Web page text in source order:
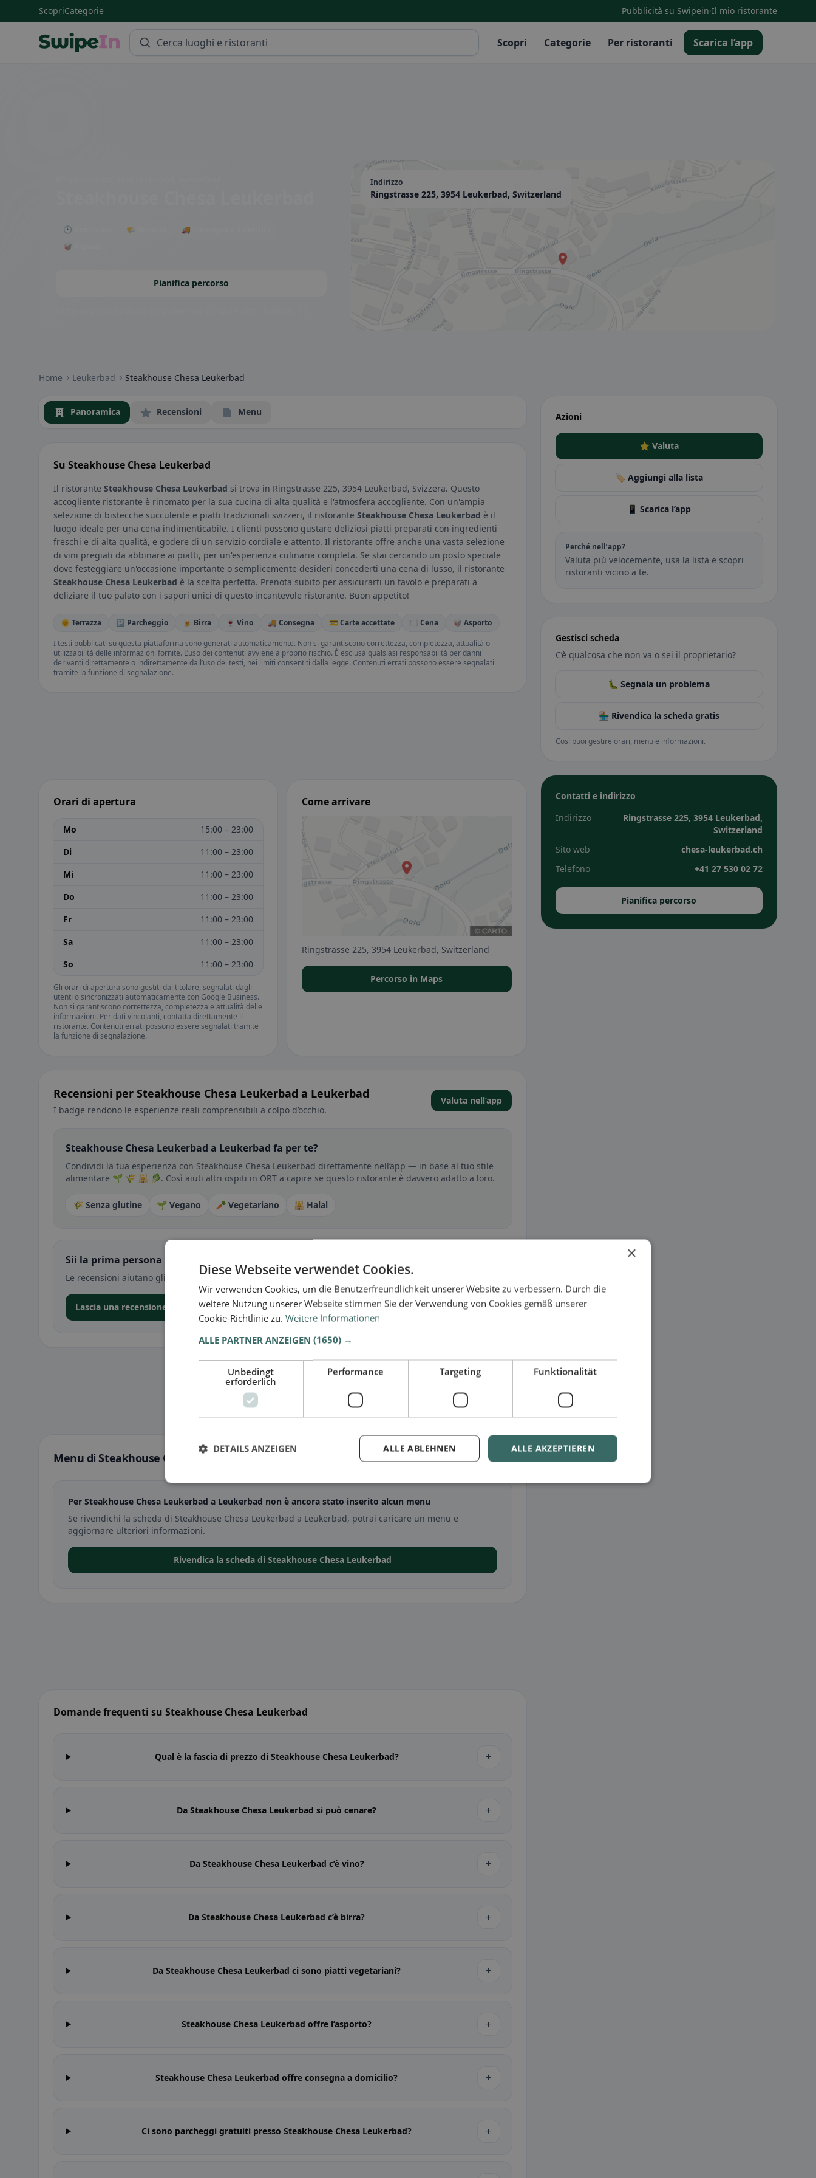
ScopriCategorie Pubblicità su Swipein·Il mio ristorante
Scopri Categorie Per ristoranti Scarica l’app
🕒 Aperto ora 🌤 Terrazza
🚚 Consegna a domicilio
🥡 Asporto
Pianifica percorso
Indirizzo
Ringstrasse 225, 3954 Leukerbad, Switzerland
Home Leukerbad Steakhouse Chesa Leukerbad
Panoramica Recensioni Menu
Su Steakhouse Chesa Leukerbad
Il ristorante Steakhouse Chesa Leukerbad si trova in Ringstrasse 225, 3954 Leukerbad, Svizzera. Questo
accogliente ristorante è rinomato per la sua cucina di alta qualità e l'atmosfera accogliente. Con un'ampia
selezione di bistecche succulente e piatti tradizionali svizzeri, il ristorante Steakhouse Chesa Leukerbad è il
luogo ideale per una cena indimenticabile. I clienti possono gustare deliziosi piatti preparati con ingredienti
freschi e di alta qualità, e godere di un servizio cordiale e attento. Il ristorante offre anche una vasta selezione
di vini pregiati da abbinare ai piatti, per un'esperienza culinaria completa. Se stai cercando un posto speciale
dove festeggiare un'occasione importante o semplicemente desideri concederti una cena di lusso, il ristorante
Steakhouse Chesa Leukerbad è la scelta perfetta. Prenota subito per assicurarti un tavolo e preparati a
deliziare il tuo palato con i sapori unici di questo incantevole ristorante. Buon appetito!
🌞 Terrazza 🅿️ Parcheggio 🍺 Birra 🍷 Vino 🚚 Consegna 💳 Carte accettate 🍽️ Cena
🥡 Asporto
I testi pubblicati su questa piattaforma sono generati automaticamente. Non si garantiscono correttezza, completezza, attualità o
utilizzabilità delle informazioni fornite. L’uso dei contenuti avviene a proprio rischio. È esclusa qualsiasi responsabilità per danni
derivanti direttamente o indirettamente dall’uso dei testi, nei limiti consentiti dalla legge. Contenuti errati possono essere segnalati
tramite la funzione di segnalazione.
Orari di apertura
Mo
15:00 – 23:00
Di
11:00 – 23:00
Mi
11:00 – 23:00
Do
11:00 – 23:00
Fr
11:00 – 23:00
Sa
11:00 – 23:00
So
11:00 – 23:00
Gli orari di apertura sono gestiti dal titolare, segnalati dagli
utenti o sincronizzati automaticamente con Google Business.
Non si garantiscono correttezza, completezza e attualità delle
informazioni. Per dati vincolanti, contatta direttamente il
ristorante. Contenuti errati possono essere segnalati tramite
la funzione di segnalazione.
Come arrivare
Ringstrasse 225, 3954 Leukerbad, Switzerland
Percorso in Maps
Recensioni per Steakhouse Chesa Leukerbad a Leukerbad
I badge rendono le esperienze reali comprensibili a colpo d’occhio.
Valuta nell’app
Steakhouse Chesa Leukerbad a Leukerbad fa per te?
Condividi la tua esperienza con Steakhouse Chesa Leukerbad direttamente nell’app — in base al tuo stile
alimentare 🌱 🌾 🕌 🥬. Così aiuti altri ospiti in ORT a capire se questo ristorante è davvero adatto a loro.
🌾 Senza glutine 🌱 Vegano 🥕 Vegetariano 🕌 Halal
Sii la prima persona a condividere la tua esperienza
Le recensioni aiutano gli altri a decidere — soprattutto per senza glutine, vegano, vegetariano o halal.
Lascia una recensione nell’app
Menu di Steakhouse Chesa Leukerbad a Leukerbad
Per Steakhouse Chesa Leukerbad a Leukerbad non è ancora stato inserito alcun menu
Se rivendichi la scheda di Steakhouse Chesa Leukerbad a Leukerbad, potrai caricare un menu e
aggiornare ulteriori informazioni.
Rivendica la scheda di Steakhouse Chesa Leukerbad
Domande frequenti su Steakhouse Chesa Leukerbad
Qual è la fascia di prezzo di Steakhouse Chesa Leukerbad? +
Da Steakhouse Chesa Leukerbad si può cenare? +
Da Steakhouse Chesa Leukerbad c’è vino? +
Da Steakhouse Chesa Leukerbad c’è birra? +
Da Steakhouse Chesa Leukerbad ci sono piatti vegetariani? +
Steakhouse Chesa Leukerbad offre l’asporto? +
Steakhouse Chesa Leukerbad offre consegna a domicilio? +
Ci sono parcheggi gratuiti presso Steakhouse Chesa Leukerbad? +
Azioni
⭐ Valuta
🏷️ Aggiungi alla lista
📱 Scarica l’app
Perché nell’app?
Valuta più velocemente, usa la lista e scopri
ristoranti vicino a te.
Gestisci scheda
C’è qualcosa che non va o sei il proprietario?
🐛 Segnala un problema
🏪 Rivendica la scheda gratis
Così puoi gestire orari, menu e informazioni.
Contatti e indirizzo
Indirizzo
Ringstrasse 225, 3954 Leukerbad,
Switzerland
Sito web
chesa-leukerbad.ch
Telefono
+41 27 530 02 72
Pianifica percorso
×
Diese Webseite verwendet Cookies.
Wir verwenden Cookies, um die Benutzerfreundlichkeit unserer Website zu verbessern. Durch die
weitere Nutzung unserer Webseite stimmen Sie der Verwendung von Cookies gemäß unserer
Cookie-Richtlinie zu. Weitere Informationen
ALLE PARTNER ANZEIGEN (1650) →
Unbedingt
erforderlich
Performance Targeting Funktionalität
ALLE AKZEPTIEREN
ALLE ABLEHNEN
DETAILS ANZEIGEN